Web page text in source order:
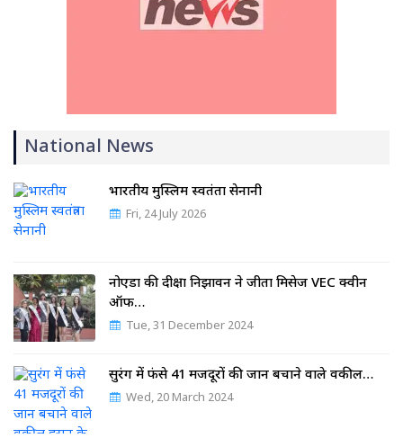
National News
भारतीय मुस्लिम स्वतंत्रता सेनानी
Fri, 24 July 2026
नोएडा की दीक्षा निझावन ने जीता मिसेज VEC क्वीन
ऑफ…
Tue, 31 December 2024
सुरंग में फंसे 41 मजदूरों की जान बचाने वाले वकील…
Wed, 20 March 2024